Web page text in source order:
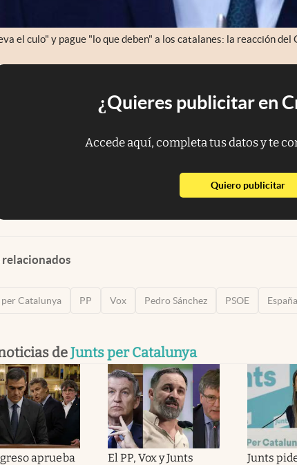
el culo" y pague "lo que deben" a los catalanes: la reacción del
¿Quieres publicitar en
Accede aquí, completa tus datos y te
Quiero publicitar
relacionados
per Catalunya PP Vox Pedro Sánchez PSOE España
deJunts per Catalunya
aprueba
El PP, Vox y Junts
Junts